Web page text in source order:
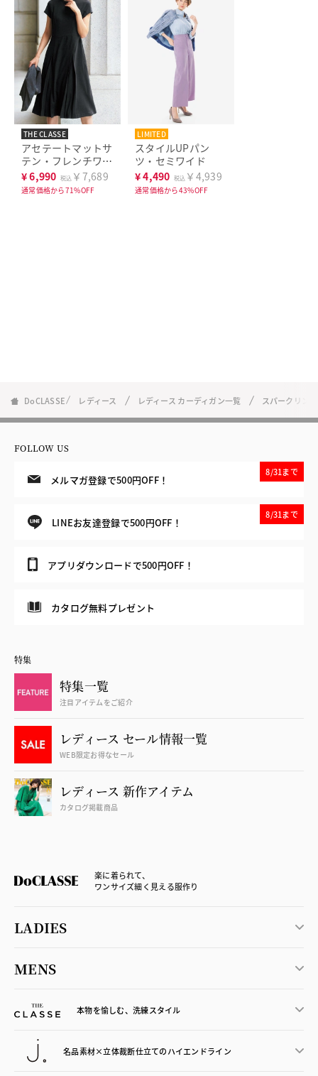
THE CLASSE
アセテートマットサ
テン・フレンチワン
ピース
¥6,990 税込 ￥7,689
通常価格から71%OFF
LIMITED
スタイルUPパン
ツ・セミワイド
¥4,490 税込 ￥4,939
通常価格から43%OFF
DoCLASSE レディース レディース カーディガン一覧 スパークリン
FOLLOW US
メルマガ登録で500円OFF！
8/31まで
LINEお友達登録で500円OFF！
8/31まで
アプリダウンロードで500円OFF！
カタログ無料プレゼント
特集
特集一覧
注目アイテムをご紹介
レディース セール情報一覧
WEB限定お得なセール
レディース 新作アイテム
カタログ掲載商品
楽に着られて、
ワンサイズ細く見える服作り
LADIES
MENS
本物を愉しむ、洗練スタイル
名品素材×立体裁断仕立てのハイエンドライン